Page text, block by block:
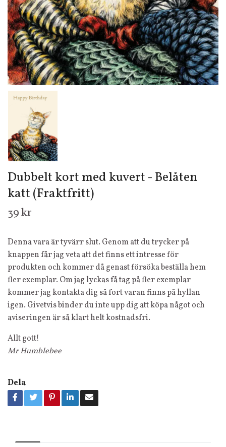
Dubbelt kort med kuvert - Belåten
katt (Fraktfritt)
39 kr
Denna vara är tyvärr slut. Genom att du trycker på
knappen får jag veta att det finns ett intresse för
produkten och kommer då genast försöka beställa hem
fler exemplar. Om jag lyckas få tag på fler exemplar
kommer jag kontakta dig så fort varan finns på hyllan
igen. Givetvis binder du inte upp dig att köpa något och
aviseringen är så klart helt kostnadsfri.
Allt gott!
Mr Humblebee
Dela